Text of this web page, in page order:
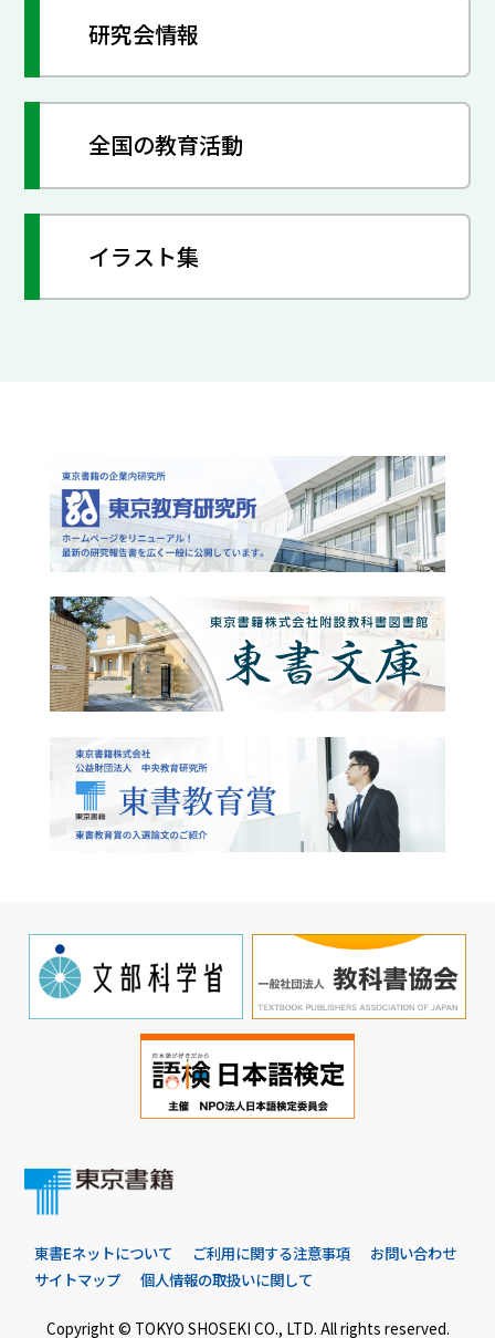
研究会情報
全国の教育活動
イラスト集
東書Eネットについて ご利用に関する注意事項
お問い合わせ
サイトマップ
個人情報の取扱いに関して
Copyright © TOKYO SHOSEKI CO., LTD. All rights reserved.